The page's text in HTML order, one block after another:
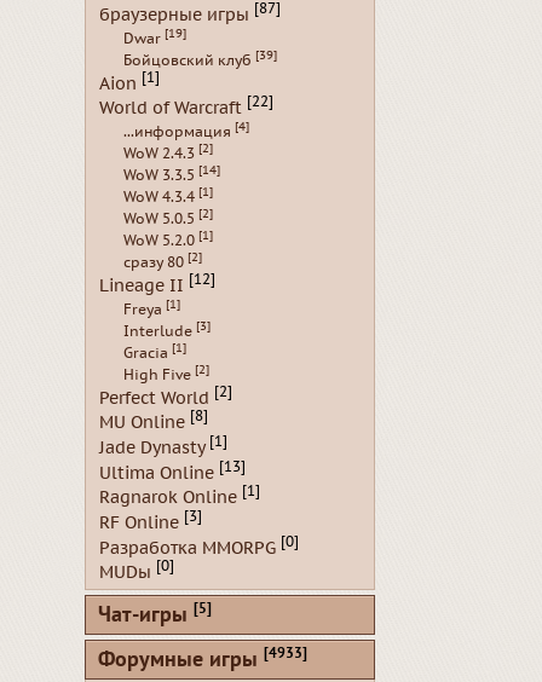
браузерные игры [87]
Dwar [19]
Бойцовский клуб [39]
Aion [1]
World of Warcraft [22]
...информация [4]
WoW 2.4.3 [2]
WoW 3.3.5 [14]
WoW 4.3.4 [1]
WoW 5.0.5 [2]
WoW 5.2.0 [1]
сразу 80 [2]
Lineage II [12]
Freya [1]
Interlude [3]
Gracia [1]
High Five [2]
Perfect World [2]
MU Online [8]
Jade Dynasty [1]
Ultima Online [13]
Ragnarok Online [1]
RF Online [3]
Разработка MMORPG [0]
MUDы [0]
Чат-игры [5]
Форумные игры [4933]